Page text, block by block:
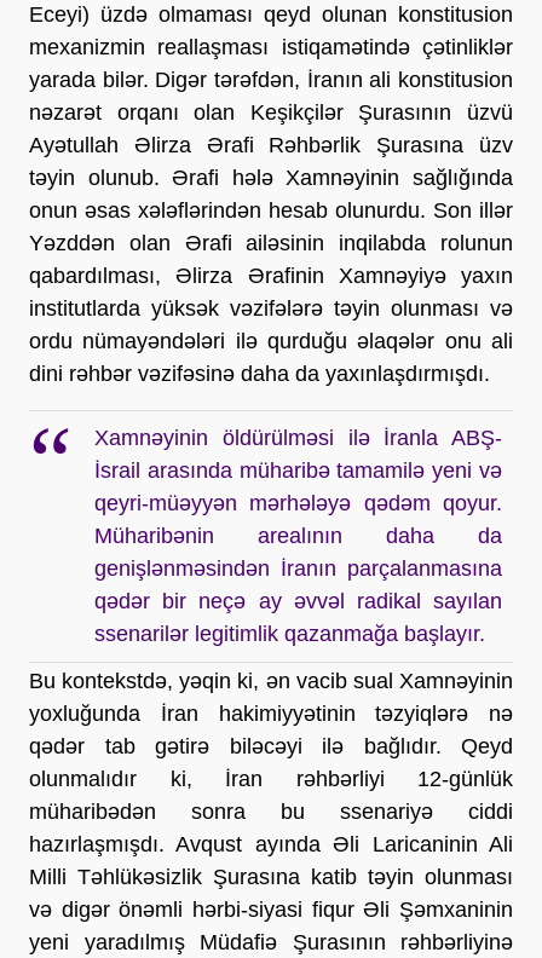
Eceyi) üzdə olmaması qeyd olunan konstitusion
mexanizmin reallaşması istiqamətində çətinliklər
yarada bilər. Digər tərəfdən, İranın ali konstitusion
nəzarət orqanı olan Keşikçilər Şurasının üzvü
Ayətullah Əlirza Ərafi Rəhbərlik Şurasına üzv
təyin olunub. Ərafi hələ Xamnəyinin sağlığında
onun əsas xələflərindən hesab olunurdu. Son illər
Yəzddən olan Ərafi ailəsinin inqilabda rolunun
qabardılması, Əlirza Ərafinin Xamnəyiyə yaxın
institutlarda yüksək vəzifələrə təyin olunması və
ordu nümayəndələri ilə qurduğu əlaqələr onu ali
dini rəhbər vəzifəsinə daha da yaxınlaşdırmışdı.
Xamnəyinin öldürülməsi ilə İranla ABŞ-
İsrail arasında müharibə tamamilə yeni və
qeyri-müəyyən mərhələyə qədəm qoyur.
Müharibənin arealının daha da
genişlənməsindən İranın parçalanmasına
qədər bir neçə ay əvvəl radikal sayılan
ssenarilər legitimlik qazanmağa başlayır.
Bu kontekstdə, yəqin ki, ən vacib sual Xamnəyinin
yoxluğunda İran hakimiyyətinin təzyiqlərə nə
qədər tab gətirə biləcəyi ilə bağlıdır. Qeyd
olunmalıdır ki, İran rəhbərliyi 12-günlük
müharibədən sonra bu ssenariyə ciddi
hazırlaşmışdı. Avqust ayında Əli Laricaninin Ali
Milli Təhlükəsizlik Şurasına katib təyin olunması
və digər önəmli hərbi-siyasi fiqur Əli Şəmxaninin
yeni yaradılmış Müdafiə Şurasının rəhbərliyinə